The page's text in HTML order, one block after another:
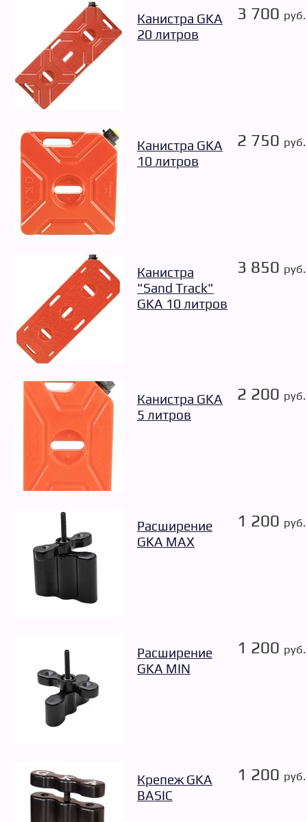
Канистра GKA
20 литров
3 700 руб.
Канистра GKA
10 литров
2 750 руб.
Канистра
"Sand Track"
GKA 10 литров
3 850 руб.
Канистра GKA
5 литров
2 200 руб.
Расширение
GKA MAX
1 200 руб.
Расширение
GKA MIN
1 200 руб.
Крепеж GKA
BASIC
1 200 руб.